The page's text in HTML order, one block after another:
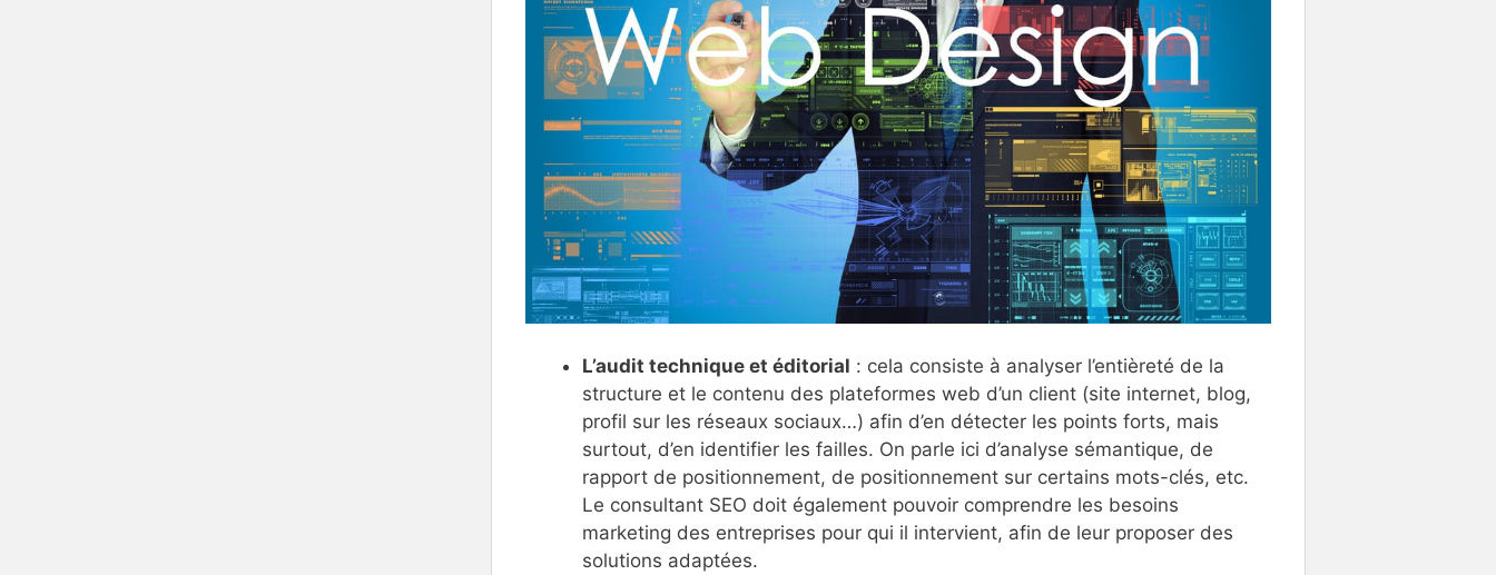
L’audit technique et éditorial : cela consiste à analyser l’entièreté de la
structure et le contenu des plateformes web d’un client (site internet, blog,
profil sur les réseaux sociaux…) afin d’en détecter les points forts, mais
surtout, d’en identifier les failles. On parle ici d’analyse sémantique, de
rapport de positionnement, de positionnement sur certains mots-clés, etc.
Le consultant SEO doit également pouvoir comprendre les besoins
marketing des entreprises pour qui il intervient, afin de leur proposer des
solutions adaptées.